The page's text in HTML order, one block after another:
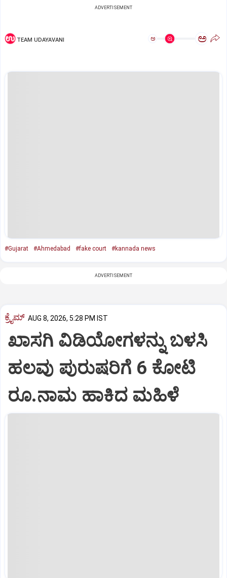
ADVERTISEMENT
TEAM UDAYAVANI ಅ ಅ
#Gujarat #Ahmedabad #fake court #kannada news
ADVERTISEMENT
ಕ್ರೈಮ್ AUG 8, 2026, 5:28 PM IST
ಖಾಸಗಿ ವಿಡಿಯೋಗಳನ್ನು ಬಳಸಿ
ಹಲವು ಪುರುಷರಿಗೆ 6 ಕೋಟಿ
ರೂ.ನಾಮ ಹಾಕಿದ ಮಹಿಳೆ